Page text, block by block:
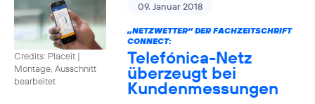
Credits: Placeit |
Montage, Ausschnitt
bearbeitet
09. Januar 2018
„NETZWETTER“ DER FACHZEITSCHRIFT
CONNECT:
Telefónica-Netz
überzeugt bei
Kundenmessungen